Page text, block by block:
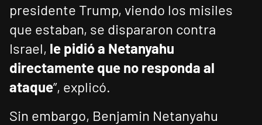
presidente Trump, viendo los misiles
que estaban, se dispararon contra
Israel, le pidió a Netanyahu
directamente que no responda al
ataque”, explicó.
Sin embargo, Benjamin Netanyahu